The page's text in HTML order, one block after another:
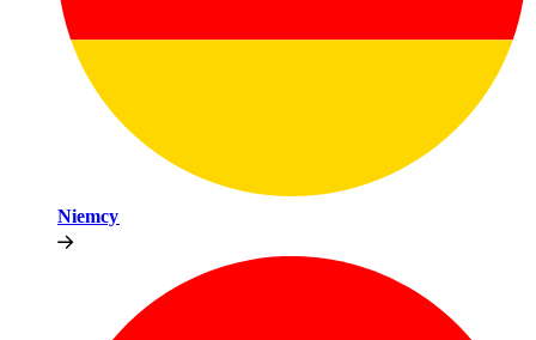
Niemcy​​